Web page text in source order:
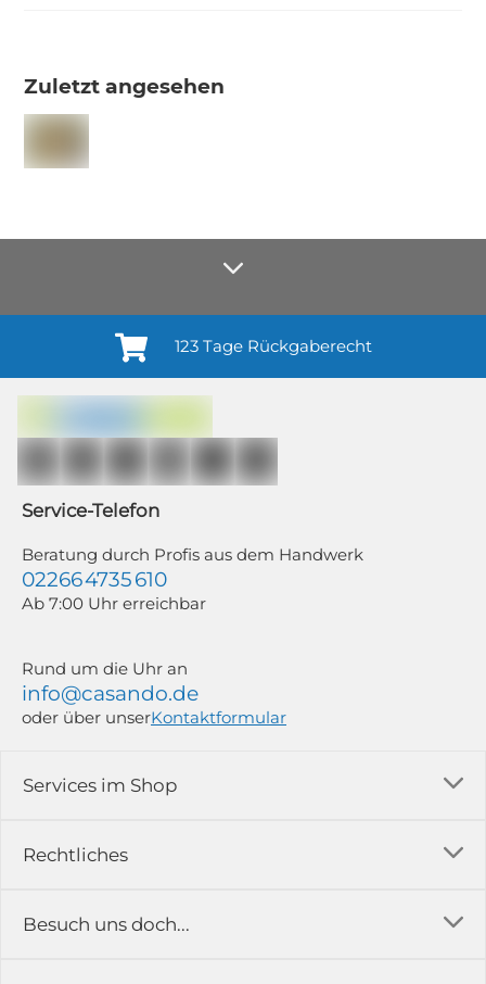
Zuletzt angesehen
Anmelden¹
casando (Holz-Richter GmbH) sowie zur Interessen-Analyse durch
Auswertung individueller Öffnungs- und Klickraten (dazu nutzen wir
jederzeit mit Wirkung für die Zukunft und ohne Angabe von Gründen
Weitere Informationen findest du in unserer Datenschutzerklärung.
123 Tage Rückgaberecht
Rechtliches
Impressum
Services im Shop
Versandkosten
Erfahrungsberichte & Bewertungen
Besuch uns doch...
Service-Telefon
Beratung durch Profis aus dem Handwerk
02266 4735 610
Ab 7:00 Uhr erreichbar
Rund um die Uhr an
info@casando.de
oder über unserKontaktformular